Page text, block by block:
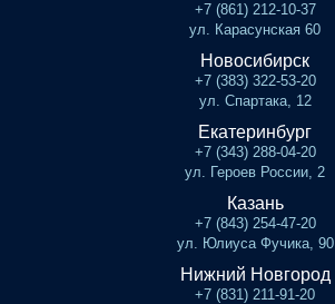
+7 (861) 212-10-37
ул. Карасунская 60
Новосибирск
+7 (383) 322-53-20
ул. Спартака, 12
Екатеринбург
+7 (343) 288-04-20
ул. Героев России, 2
Казань
+7 (843) 254-47-20
ул. Юлиуса Фучика, 90
Нижний Новгород
+7 (831) 211-91-20